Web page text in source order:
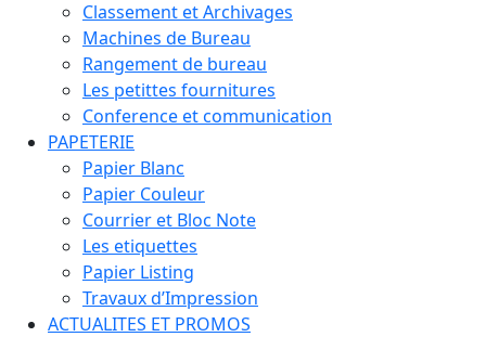
Classement et Archivages
Machines de Bureau
Rangement de bureau
Les petittes fournitures
Conference et communication
PAPETERIE
Papier Blanc
Papier Couleur
Courrier et Bloc Note
Les etiquettes
Papier Listing
Travaux d’Impression
ACTUALITES ET PROMOS